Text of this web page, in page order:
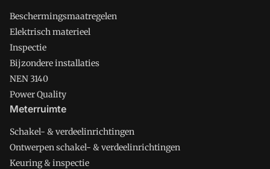
Beschermingsmaatregelen
Elektrisch materieel
Inspectie
Bijzondere installaties
NEN 3140
Power Quality
Meterruimte
Schakel- & verdeelinrichtingen
Ontwerpen schakel- & verdeelinrichtingen
Keuring & inspectie